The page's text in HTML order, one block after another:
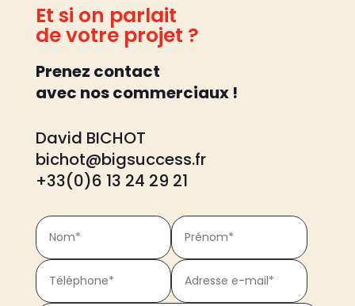
Et si on parlait
de votre projet ?
Prenez contact
avec nos commerciaux !
David BICHOT
bichot@bigsuccess.fr
+33(0)6 13 24 29 21